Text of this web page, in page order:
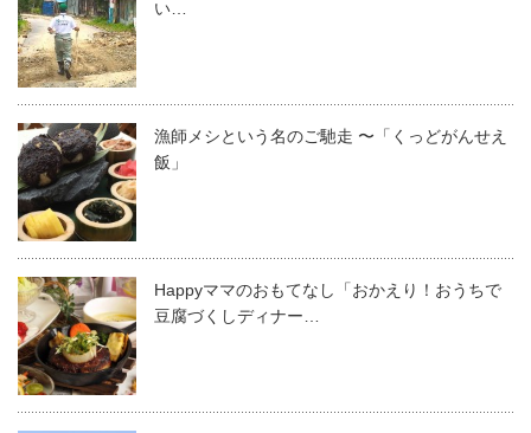
い…
漁師メシという名のご馳走 〜「くっどがんせえ
飯」
Happyママのおもてなし「おかえり！おうちで
豆腐づくしディナー…